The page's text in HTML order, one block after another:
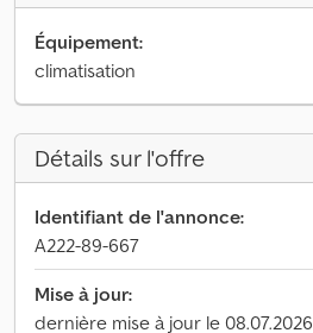
Équipement:
climatisation
Détails sur l'offre
Identifiant de l'annonce:
A222-89-667
Mise à jour:
dernière mise à jour le 08.07.2026